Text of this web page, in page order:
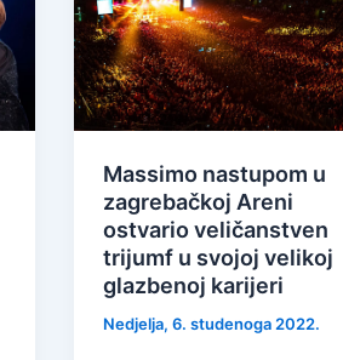
Massimo nastupom u
zagrebačkoj Areni
ostvario veličanstven
trijumf u svojoj velikoj
glazbenoj karijeri
Nedjelja, 6. studenoga 2022.